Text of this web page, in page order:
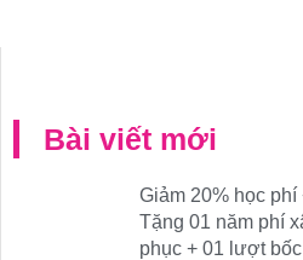
Bài viết mới
Giảm 20% học
Tặng 01 năm phí
phục + 01 lượt